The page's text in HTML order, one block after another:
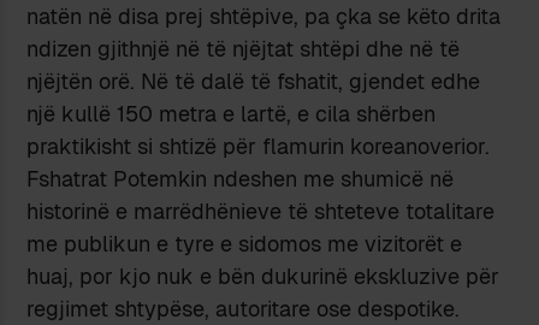
natën në disa prej shtëpive, pa çka se këto drita
ndizen gjithnjë në të njëjtat shtëpi dhe në të
njëjtën orë. Në të dalë të fshatit, gjendet edhe
një kullë 150 metra e lartë, e cila shërben
praktikisht si shtizë për flamurin koreanoverior.
Fshatrat Potemkin ndeshen me shumicë në
historinë e marrëdhënieve të shteteve totalitare
me publikun e tyre e sidomos me vizitorët e
huaj, por kjo nuk e bën dukurinë ekskluzive për
regjimet shtypëse, autoritare ose despotike.